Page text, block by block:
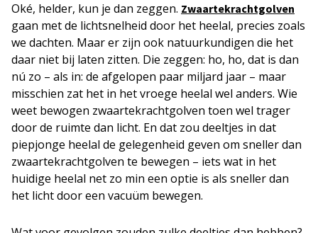
Oké, helder, kun je dan zeggen. Zwaartekrachtgolven
gaan met de lichtsnelheid door het heelal, precies zoals
we dachten. Maar er zijn ook natuurkundigen die het
daar niet bij laten zitten. Die zeggen: ho, ho, dat is dan
nú zo – als in: de afgelopen paar miljard jaar – maar
misschien zat het in het vroege heelal wel anders. Wie
weet bewogen zwaartekrachtgolven toen wel trager
door de ruimte dan licht. En dat zou deeltjes in dat
piepjonge heelal de gelegenheid geven om sneller dan
zwaartekrachtgolven te bewegen – iets wat in het
huidige heelal net zo min een optie is als sneller dan
het licht door een vacuüm bewegen.